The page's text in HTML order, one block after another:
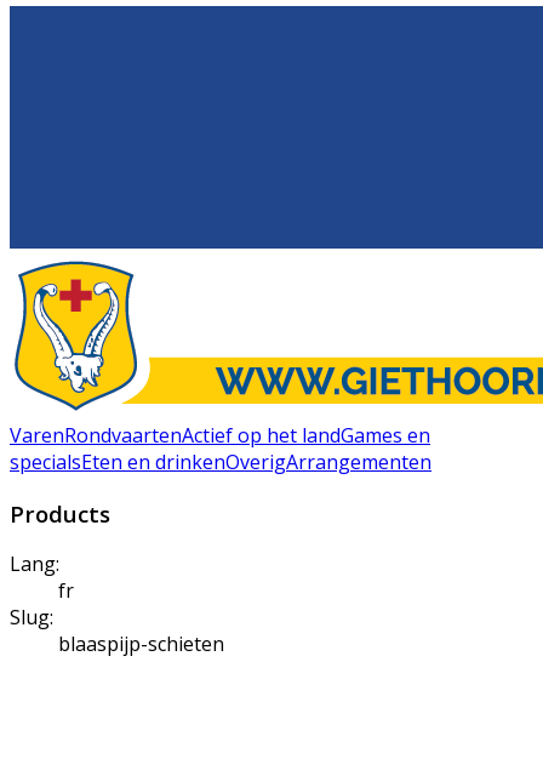
VarenRondvaartenActief op het landGames en
specialsEten en drinkenOverigArrangementen
Products
Lang:
fr
Slug:
blaaspijp-schieten